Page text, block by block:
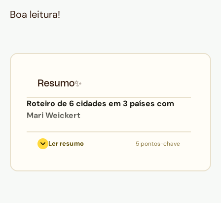
Boa leitura!
Resumo✨
Roteiro de 6 cidades em 3 países com
Mari Weickert
Coyoacán, Museu Frida Kahlo e
Ler resumo 5 pontos-chave